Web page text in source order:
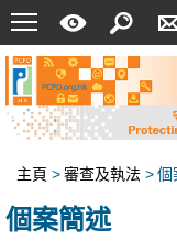
菜
單
速
指
南
索
絡
我
主頁 >審查及執法 >個
個案簡述